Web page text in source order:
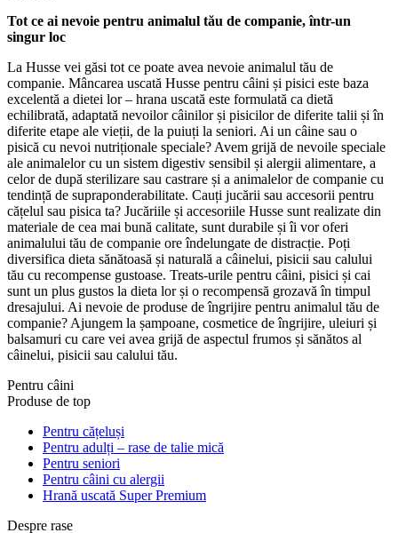
Tot ce ai nevoie pentru animalul tău de companie, într-un
singur loc
La Husse vei găsi tot ce poate avea nevoie animalul tău de
companie. Mâncarea uscată Husse pentru câini și pisici este baza
excelentă a dietei lor – hrana uscată este formulată ca dietă
echilibrată, adaptată nevoilor câinilor și pisicilor de diferite talii și în
diferite etape ale vieții, de la puiuți la seniori. Ai un câine sau o
pisică cu nevoi nutriționale speciale? Avem grijă de nevoile speciale
ale animalelor cu un sistem digestiv sensibil și alergii alimentare, a
celor de după sterilizare sau castrare și a animalelor de companie cu
tendință de supraponderabilitate. Cauți jucării sau accesorii pentru
cățelul sau pisica ta? Jucăriile și accesoriile Husse sunt realizate din
materiale de cea mai bună calitate, sunt durabile și îi vor oferi
animalului tău de companie ore îndelungate de distracție. Poți
diversifica dieta sănătoasă și naturală a câinelui, pisicii sau calului
tău cu recompense gustoase. Treats-urile pentru câini, pisici și cai
sunt un plus gustos la dieta lor și o recompensă grozavă în timpul
dresajului. Ai nevoie de produse de îngrijire pentru animalul tău de
companie? Ajungem la șampoane, cosmetice de îngrijire, uleiuri și
balsamuri cu care vei avea grijă de aspectul frumos și sănătos al
câinelui, pisicii sau calului tău.
Pentru câini
Produse de top
Pentru cățeluși
Pentru adulți – rase de talie mică
Pentru seniori
Pentru câini cu alergii
Hrană uscată Super Premium
Despre rase